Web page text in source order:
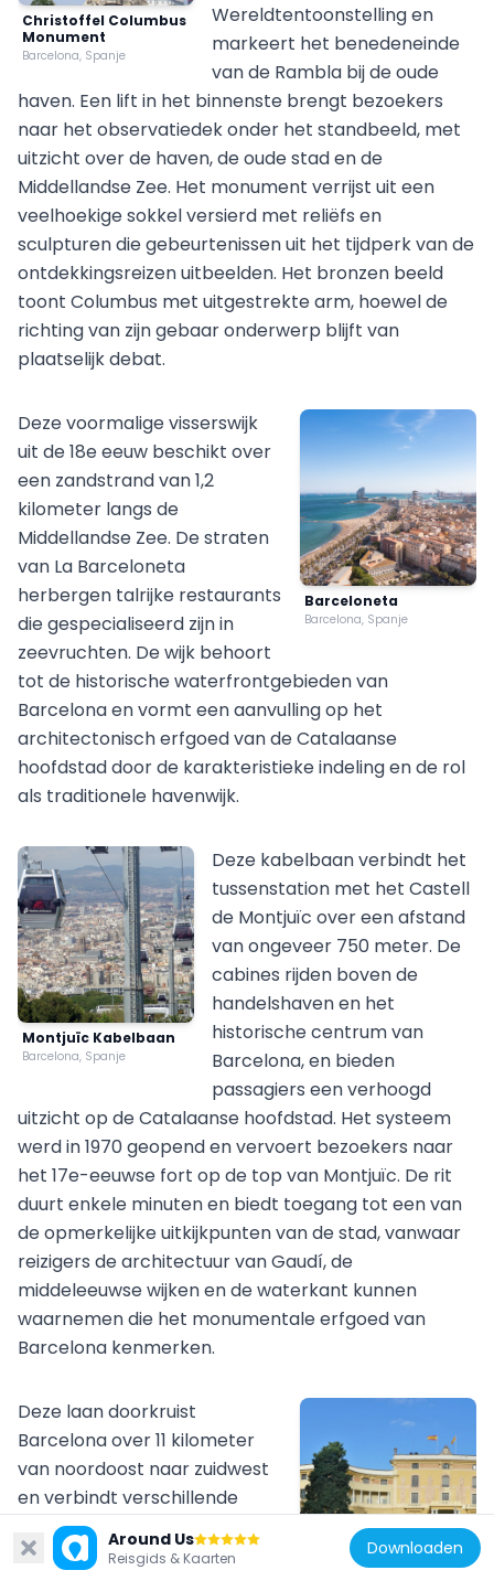
Parc Güell
264k
Christoffel Columbus
Monument
Barcelona, Spanje
Wereldtentoonstelling en
markeert het benedeneinde
van de Rambla bij de oude
haven. Een lift in het binnenste brengt bezoekers
naar het observatiedek onder het standbeeld, met
uitzicht over de haven, de oude stad en de
Middellandse Zee. Het monument verrijst uit een
veelhoekige sokkel versierd met reliëfs en
sculpturen die gebeurtenissen uit het tijdperk van de
ontdekkingsreizen uitbeelden. Het bronzen beeld
toont Columbus met uitgestrekte arm, hoewel de
richting van zijn gebaar onderwerp blijft van
plaatselijk debat.
Barceloneta
Barcelona, Spanje
Deze voormalige visserswijk
uit de 18e eeuw beschikt over
een zandstrand van 1,2
kilometer langs de
Middellandse Zee. De straten
van La Barceloneta
herbergen talrijke restaurants
die gespecialiseerd zijn in
zeevruchten. De wijk behoort
tot de historische waterfrontgebieden van
Barcelona en vormt een aanvulling op het
architectonisch erfgoed van de Catalaanse
hoofdstad door de karakteristieke indeling en de rol
als traditionele havenwijk.
Montjuïc Kabelbaan
Barcelona, Spanje
Deze kabelbaan verbindt het
tussenstation met het Castell
de Montjuïc over een afstand
van ongeveer 750 meter. De
cabines rijden boven de
handelshaven en het
historische centrum van
Barcelona, en bieden
passagiers een verhoogd
uitzicht op de Catalaanse hoofdstad. Het systeem
werd in 1970 geopend en vervoert bezoekers naar
het 17e-eeuwse fort op de top van Montjuïc. De rit
duurt enkele minuten en biedt toegang tot een van
de opmerkelijke uitkijkpunten van de stad, vanwaar
reizigers de architectuur van Gaudí, de
middeleeuwse wijken en de waterkant kunnen
waarnemen die het monumentale erfgoed van
Barcelona kenmerken.
Deze laan doorkruist
Barcelona over 11 kilometer
van noordoost naar zuidwest
en verbindt verschillende
wijken van de Catalaanse
hoofdstad. De straat loopt
Around Us
Reisgids & Kaarten Downloaden